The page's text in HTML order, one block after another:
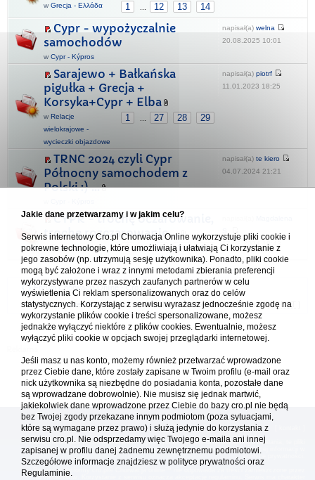
1 12 13 14
w Grecja - Ελλάδα
Cypr - wypożyczalnie
samochodów
w Cypr - Kýpros
napisał(a) welna
20.08.2025 10:01
Sarajewo + Bałkańska
pigułka + Grecja +
Korsyka+Cypr + Elba
1 27 28 29
w Relacje
wielokrajowe -
wycieczki objazdowe
napisał(a) piotrf
11.01.2023 18:25
TRNC 2024 czyli Cypr
Północny samochodem z
Polski :) ...
napisał(a) te kiero
04.07.2024 21:21
CYPR - trochę oczarowanie,
trochę rozczarowanie ...
1 ... 10 11 12
wCypr - Kýpros
17.03.2024 18:43
Forum Chorwacja Online - Cro.pl
Usuń ciasteczka• Strefa czasowa: UTC + 1 (Polska - czas zimowy) [ DST
[reklama ] [
Platforma cro.pl© Chorwacja online™ wykorzystuje cookies do prawidłowego działania, te pliki
gromadzą na Twoim komputerze dane ułatwiające korzystanie z serwisu; więcej informacji w
Redakcja platformy cro.pl© Chorwacja online™ nie odpowiada za treści zamieszczone przez
użytkowników. Korzystanie z serwisu oznacza akceptację regulaminu. Serwis ma charakter
Jakie dane przetwarzamy i w jakim celu?
Serwis internetowy Cro.pl Chorwacja Online wykorzystuje pliki cookie i
pokrewne technologie, które umożliwiają i ułatwiają Ci korzystanie z
jego zasobów (np. utrzymują sesję użytkownika). Ponadto, pliki cookie
mogą być założone i wraz z innymi metodami zbierania preferencji
wykorzystywane przez naszych zaufanych partnerów w celu
wyświetlenia Ci reklam spersonalizowanych oraz do celów
statystycznych. Korzystając z serwisu wyrażasz jednocześnie zgodę na
wykorzystanie plików cookie i treści spersonalizowane, możesz
jednakże wyłączyć niektóre z plików cookies. Ewentualnie, możesz
wyłączyć pliki cookie w opcjach swojej przeglądarki internetowej.
Jeśli masz u nas konto, możemy również przetwarzać wprowadzone
przez Ciebie dane, które zostały zapisane w Twoim profilu (e-mail oraz
nick użytkownika są niezbędne do posiadania konta, pozostałe dane
są wprowadzane dobrowolnie). Nie musisz się jednak martwić,
jakiekolwiek dane wprowadzone przez Ciebie do bazy cro.pl nie będą
bez Twojej zgody przekazane innym podmiotom (poza sytuacjami,
które są wymagane przez prawo) i służą jedynie do korzystania z
serwisu cro.pl. Nie odsprzedamy więc Twojego e-maila ani innej
zapisanej w profilu danej żadnemu zewnętrznemu podmiotowi.
Szczegółowe informacje znajdziesz w polityce prywatności oraz
Regulaminie.